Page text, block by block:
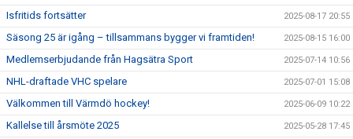
Isfritids fortsätter 2025-08-17 20:55
Säsong 25 är igång – tillsammans bygger vi framtiden! 2025-08-15 16:00
Medlemserbjudande från Hagsätra Sport 2025-07-14 10:56
NHL-draftade VHC spelare 2025-07-01 15:08
Välkommen till Värmdö hockey! 2025-06-09 10:22
Kallelse till årsmöte 2025 2025-05-28 17:45